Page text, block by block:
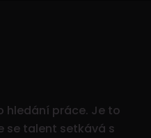
hledání práce. Je to
se talent setkává s